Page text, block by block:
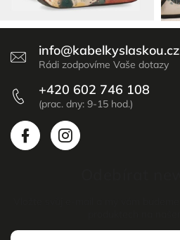
info@kabelkyslaskou.cz
+420 602 746 108